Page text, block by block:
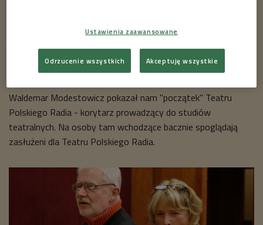
Widownia teatralna (zdjęcie ilustracyjne) Foto: Pixabay/gmshtwjl
Waldemar Modestowicz pokazał nam "początek" Teatru
Polskiego Radia - korytarz prowadzący do studiów
teatralnych. Na osoby tam wchodzące bacznie spoglądają
zasłużeni dla Teatru Polskiego Radia.
Ustawienia zaawansowane
Odrzucenie wszystkich Akceptuję wszystkie